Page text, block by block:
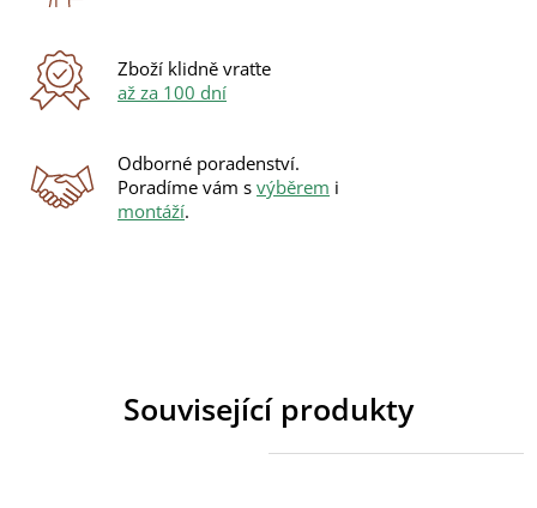
Zboží klidně vraťte
až za 100 dní
Odborné poradenství.
Poradíme vám s výběrem i
montáží.
Související produkty